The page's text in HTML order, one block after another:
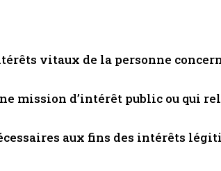
vitaux de la personne
mission d’intérêt public ou qui
aux fins des intérêts